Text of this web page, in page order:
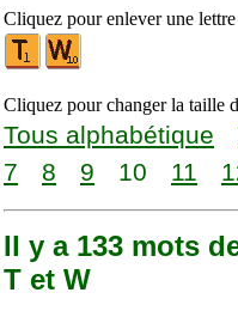
Cliquez pour enlever une lettre
Cliquez pour changer la taille
Tous alphabétique
7
8 9 10 11
Il y a 133 mots
T et W